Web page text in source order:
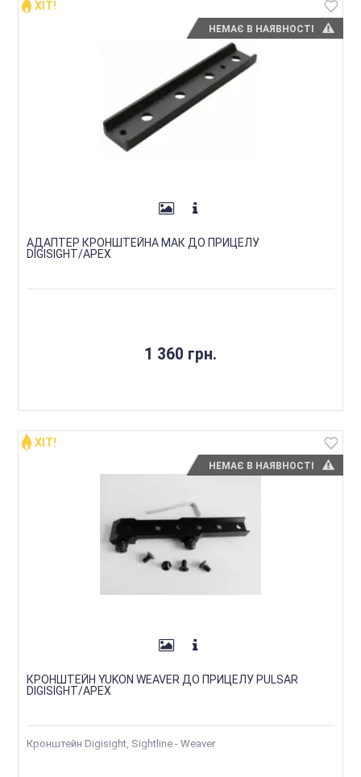
НЕМАЄ В НАЯВНОСТІ
ХІТ!
АДАПТЕР КРОНШТЕЙНА МАК ДО ПРИЦЕЛУ
DIGISIGHT/APEX
1 360 грн.
НЕМАЄ В НАЯВНОСТІ
ХІТ!
КРОНШТЕЙН YUKON WEAVER ДО ПРИЦЕЛУ PULSAR
DIGISIGHT/APEX
Кронштейн Digisight, Sightline - Weaver